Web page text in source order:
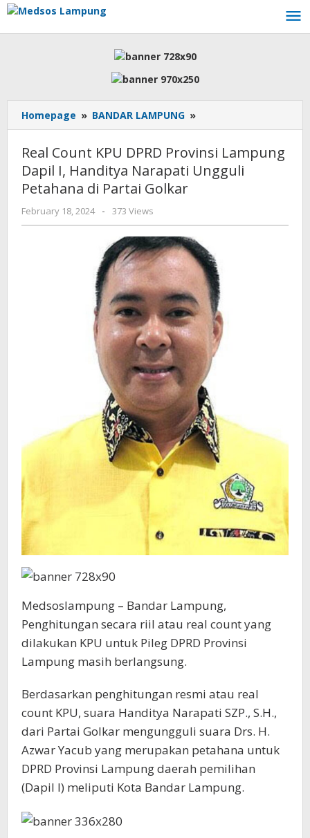
Skip
content
Homepage » BANDAR LAMPUNG »
Count
DPRD
Provinsi
Handitya
Narapati
Ungguli
Petahana
di
Partai
Golkar
Real Count KPU DPRD Provinsi Lampung
Dapil I, Handitya Narapati Ungguli
Petahana di Partai Golkar
February 18, 2024
by
AdminML
- 373 Views
Medsoslampung – Bandar Lampung,
Penghitungan secara riil atau real count yang
dilakukan KPU untuk Pileg DPRD Provinsi
Lampung masih berlangsung.
Berdasarkan penghitungan resmi atau real
count KPU, suara Handitya Narapati SZP., S.H.,
dari Partai Golkar mengungguli suara Drs. H.
Azwar Yacub yang merupakan petahana untuk
DPRD Provinsi Lampung daerah pemilihan
(Dapil I) meliputi Kota Bandar Lampung.